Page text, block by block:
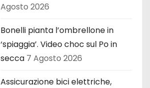
Agosto 2026
Bonelli pianta l’ombrellone in
‘spiaggia’. Video choc sul Po in
secca 7 Agosto 2026
Assicurazione bici elettriche,